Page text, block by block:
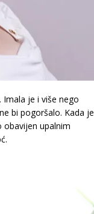
Imala je i više nego
bi pogoršalo. Kada je
obavijen upalnim